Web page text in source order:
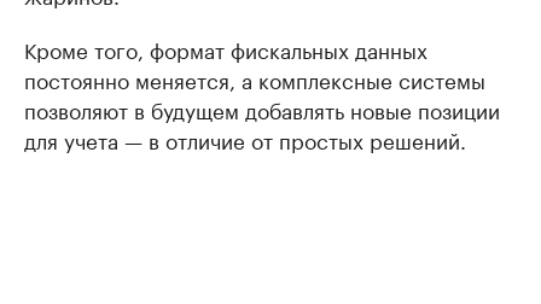
Кроме того, формат фискальных данных
постоянно меняется, а комплексные системы
позволяют в будущем добавлять новые позиции
для учета — в отличие от простых решений.